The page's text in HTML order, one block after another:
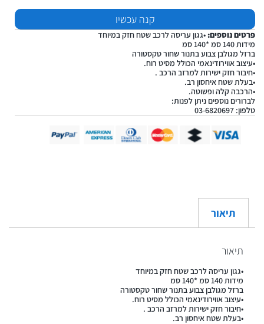
קנה עכשיו
פרטים נוספים: •גגון עריסה לרכב שטח חזק במיוחד
מידות 140 סמ *140 סמ
ברזל מגולבן צבוע בתנור שחור טקסטורה
•עיצוב אווירודינאמי הכולל מסיט רוח.
•חיבור חזק ישירות למרזב הרכב .
•בעלת שטח איחסון רב.
•הרכבה קלה ופשוטה.
לברורים נוספים ניתן לפנות:
טלפון: 03-6820697
תיאור
תיאור
•גגון עריסה לרכב שטח חזק במיוחד
מידות 140 סמ *140 סמ
ברזל מגולבן צבוע בתנור שחור טקסטורה
•עיצוב אווירודינאמי הכולל מסיט רוח.
•חיבור חזק ישירות למרזב הרכב .
•בעלת שטח איחסון רב.